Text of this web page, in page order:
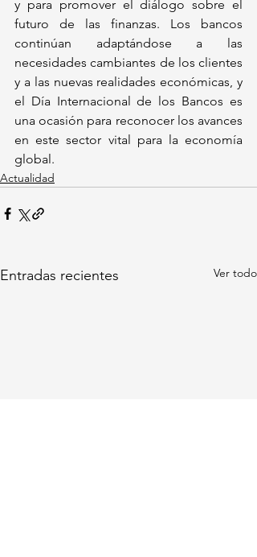
y para promover el diálogo sobre el
futuro de las finanzas. Los bancos
continúan adaptándose a las
necesidades cambiantes de los clientes
y a las nuevas realidades económicas, y
el Día Internacional de los Bancos es
una ocasión para reconocer los avances
en este sector vital para la economía
global.
Actualidad
Entradas recientes Ver todo